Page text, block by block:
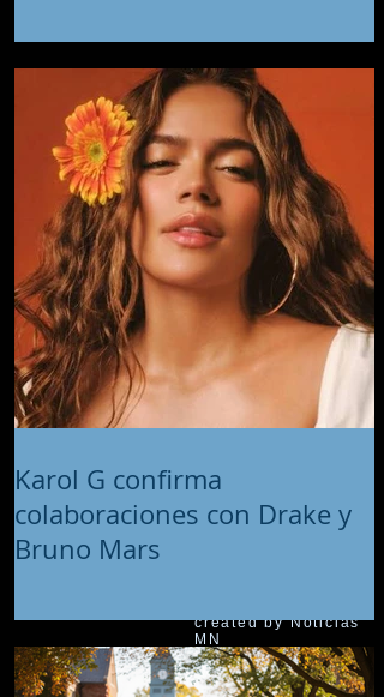
created by Noticias
MN
Karol G confirma
colaboraciones con Drake y
Bruno Mars